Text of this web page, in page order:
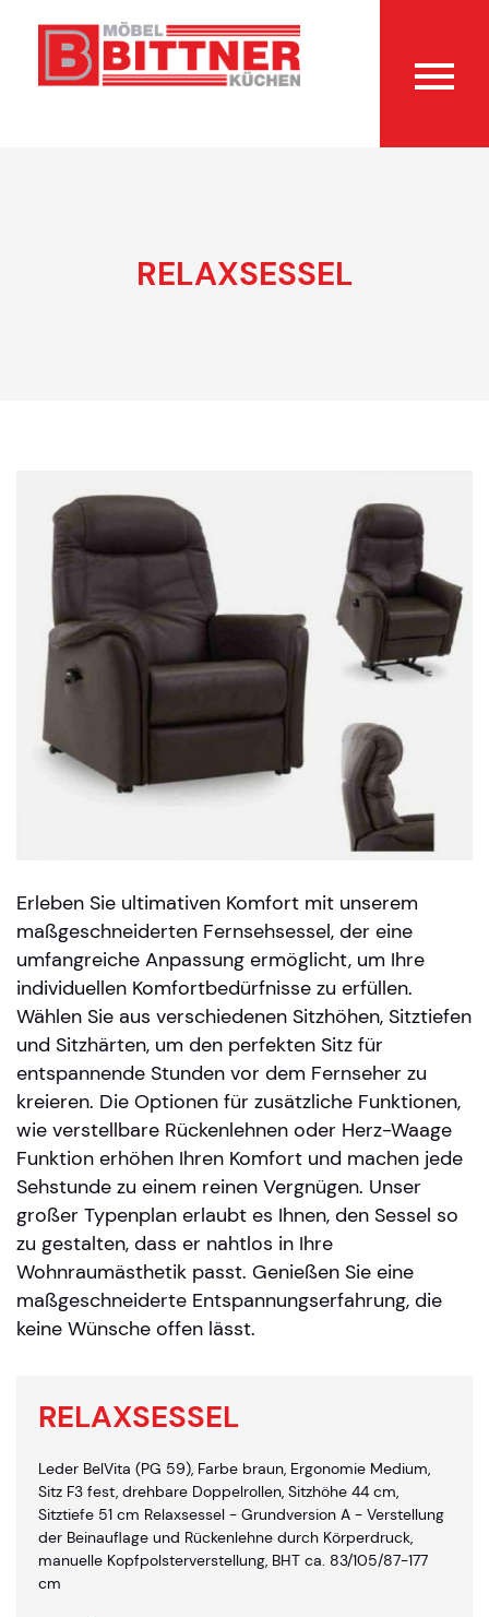
RELAXSESSEL
Erleben Sie ultimativen Komfort mit unserem
maßgeschneiderten Fernsehsessel, der eine
umfangreiche Anpassung ermöglicht, um Ihre
individuellen Komfortbedürfnisse zu erfüllen.
Wählen Sie aus verschiedenen Sitzhöhen, Sitztiefen
und Sitzhärten, um den perfekten Sitz für
entspannende Stunden vor dem Fernseher zu
kreieren. Die Optionen für zusätzliche Funktionen,
wie verstellbare Rückenlehnen oder Herz-Waage
Funktion erhöhen Ihren Komfort und machen jede
Sehstunde zu einem reinen Vergnügen. Unser
großer Typenplan erlaubt es Ihnen, den Sessel so
zu gestalten, dass er nahtlos in Ihre
Wohnraumästhetik passt. Genießen Sie eine
maßgeschneiderte Entspannungserfahrung, die
keine Wünsche offen lässt.
RELAXSESSEL
Leder BelVita (PG 59), Farbe braun, Ergonomie Medium,
Sitz F3 fest, drehbare Doppelrollen, Sitzhöhe 44 cm,
Sitztiefe 51 cm Relaxsessel - Grundversion A - Verstellung
der Beinauflage und Rückenlehne durch Körperdruck,
manuelle Kopfpolsterverstellung, BHT ca. 83/105/87-177
cm